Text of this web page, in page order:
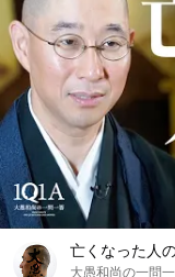
亡くなった人
大愚和尚の一問